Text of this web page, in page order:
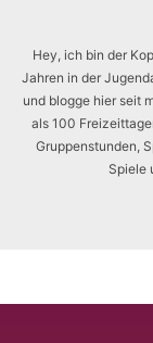
Hey, ich bin der
Jahren in der
und blogge hier seit
als 100
Gruppenstunden,
Spiele